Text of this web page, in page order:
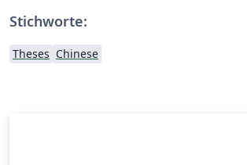
Stichworte:
Theses Chinese